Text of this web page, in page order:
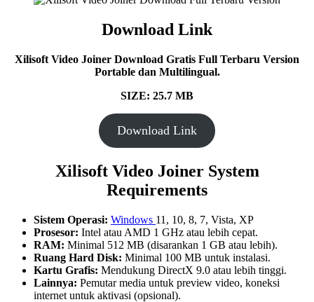
Download Link
Xilisoft Video Joiner Download Gratis Full Terbaru Version
Portable dan Multilingual.
SIZE: 25.7 MB
Download Link
Xilisoft Video Joiner System
Requirements
Sistem Operasi: Windows 11, 10, 8, 7, Vista, XP
Prosesor: Intel atau AMD 1 GHz atau lebih cepat.
RAM: Minimal 512 MB (disarankan 1 GB atau lebih).
Ruang Hard Disk: Minimal 100 MB untuk instalasi.
Kartu Grafis: Mendukung DirectX 9.0 atau lebih tinggi.
Lainnya: Pemutar media untuk preview video, koneksi
internet untuk aktivasi (opsional).